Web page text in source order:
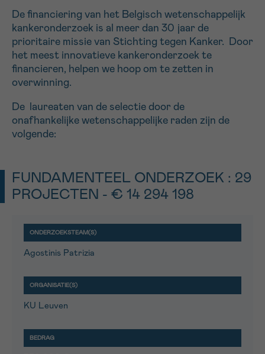
De financiering van het Belgisch wetenschappelijk
kankeronderzoek is al meer dan 30 jaar de
prioritaire missie van Stichting tegen Kanker. Door
het meest innovatieve kankeronderzoek te
financieren, helpen we hoop om te zetten in
overwinning.
De laureaten van de selectie door de
onafhankelijke wetenschappelijke raden zijn de
volgende:
FUNDAMENTEEL ONDERZOEK : 29
PROJECTEN - € 14 294 198
Agostinis Patrizia
KU Leuven
Ja, stuur mij de nieuwsbrief
Ik aanvaard de